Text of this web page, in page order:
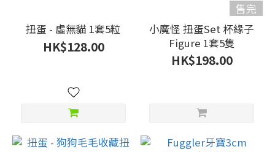
扭蛋 - 虛無貓 1套5粒
HK$128.00
售完
小魔怪 扭蛋Set 杯緣子
Figure 1套5隻
HK$198.00